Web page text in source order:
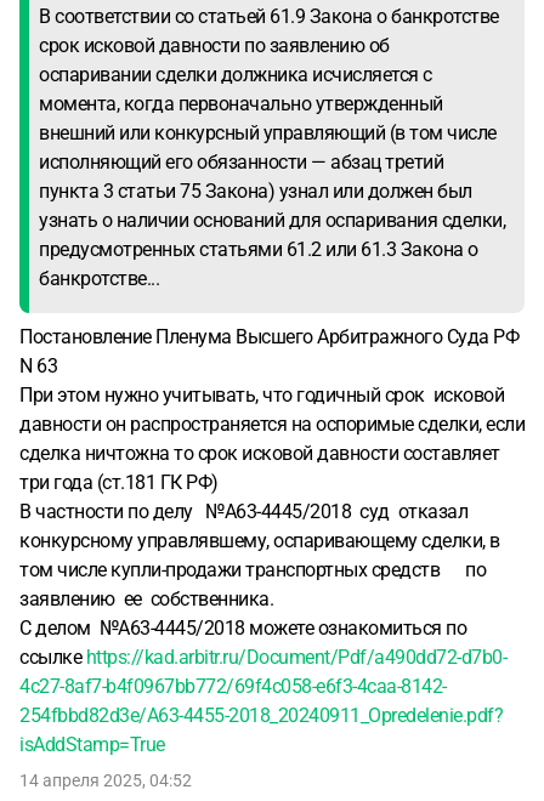
В соответствии со статьей 61.9 Закона о банкротстве
срок исковой давности по заявлению об
оспаривании сделки должника исчисляется с
момента, когда первоначально утвержденный
внешний или конкурсный управляющий (в том числе
исполняющий его обязанности — абзац третий
пункта 3 статьи 75 Закона) узнал или должен был
узнать о наличии оснований для оспаривания сделки,
предусмотренных статьями 61.2 или 61.3 Закона о
банкротстве...
Постановление Пленума Высшего Арбитражного Суда РФ
N 63
При этом нужно учитывать, что годичный срок исковой
давности он распространяется на оспоримые сделки, если
сделка ничтожна то срок исковой давности составляет
три года (ст.181 ГК РФ)
В частности по делу №А63-4445/2018 суд отказал
конкурсному управлявшему, оспаривающему сделки, в
том числе купли-продажи транспортных средств по
заявлению ее собственника.
С делом №А63-4445/2018 можете ознакомиться по
ссылке https://kad.arbitr.ru/Document/Pdf/a490dd72-d7b0-
4c27-8af7-b4f0967bb772/69f4c058-e6f3-4caa-8142-
254fbbd82d3e/A63-4455-2018_20240911_Opredelenie.pdf?
isAddStamp=True
14 апреля 2025, 04:52